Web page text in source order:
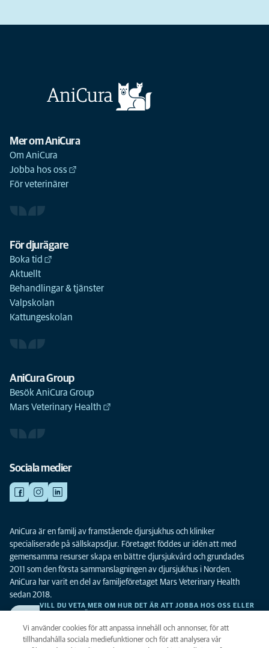
Mer om AniCura
Om AniCura
Jobba hos oss
För veterinärer
För djurägare
Boka tid
Aktuellt
Behandlingar & tjänster
Valpskolan
Kattungeskolan
AniCura Group
Besök AniCura Group
Mars Veterinary Health
Sociala medier
AniCura är en familj av framstående djursjukhus och kliniker
specialiserade på sällskapsdjur. Företaget föddes ur idén att med
gemensamma resurser skapa en bättre djursjukvård och grundades
2011 som den första sammanslagningen av djursjukhus i Norden.
AniCura har varit en del av familjeföretaget Mars Veterinary Health
sedan 2018.
VILL DU VETA MER OM HUR DET ÄR ATT JOBBA HOS OSS ELLER
Vi använder cookies för att anpassa innehåll och annonser, för att
tillhandahålla sociala mediefunktioner och för att analysera vår